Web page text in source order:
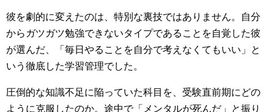
彼を劇的に変えたのは、特別な裏技ではありません。自分
からガツガツ勉強できないタイプであることを自覚した彼
が選んだ、「毎日やることを自分で考えなくてもいい」と
いう徹底した学習管理でした。
圧倒的な知識不足に陥っていた科目を、受験直前期にどの
ように克服したのか。途中で「メンタルが死んだ」と振り